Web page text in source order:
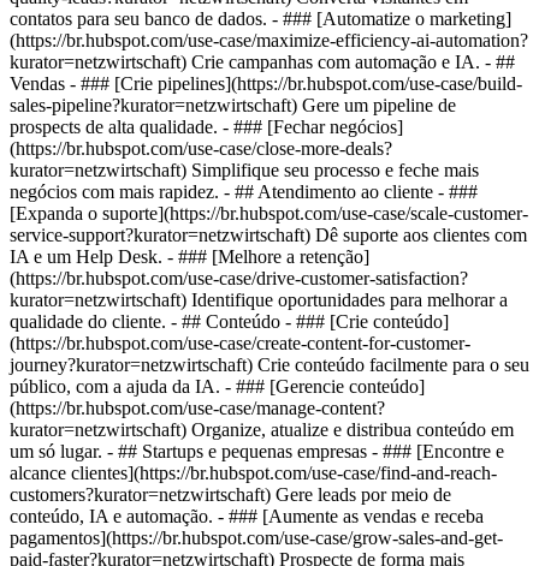
contatos para seu banco de dados. - ### [Automatize o marketing]
(https://br.hubspot.com/use-case/maximize-efficiency-ai-automation?
kurator=netzwirtschaft) Crie campanhas com automação e IA. - ##
Vendas - ### [Crie pipelines](https://br.hubspot.com/use-case/build-
sales-pipeline?kurator=netzwirtschaft) Gere um pipeline de
prospects de alta qualidade. - ### [Fechar negócios]
(https://br.hubspot.com/use-case/close-more-deals?
kurator=netzwirtschaft) Simplifique seu processo e feche mais
negócios com mais rapidez. - ## Atendimento ao cliente - ###
[Expanda o suporte](https://br.hubspot.com/use-case/scale-customer-
service-support?kurator=netzwirtschaft) Dê suporte aos clientes com
IA e um Help Desk. - ### [Melhore a retenção]
(https://br.hubspot.com/use-case/drive-customer-satisfaction?
kurator=netzwirtschaft) Identifique oportunidades para melhorar a
qualidade do cliente. - ## Conteúdo - ### [Crie conteúdo]
(https://br.hubspot.com/use-case/create-content-for-customer-
journey?kurator=netzwirtschaft) Crie conteúdo facilmente para o seu
público, com a ajuda da IA. - ### [Gerencie conteúdo]
(https://br.hubspot.com/use-case/manage-content?
kurator=netzwirtschaft) Organize, atualize e distribua conteúdo em
um só lugar. - ## Startups e pequenas empresas - ### [Encontre e
alcance clientes](https://br.hubspot.com/use-case/find-and-reach-
customers?kurator=netzwirtschaft) Gere leads por meio de
conteúdo, IA e automação. - ### [Aumente as vendas e receba
pagamentos](https://br.hubspot.com/use-case/grow-sales-and-get-
paid-faster?kurator=netzwirtschaft) Prospecte de forma mais